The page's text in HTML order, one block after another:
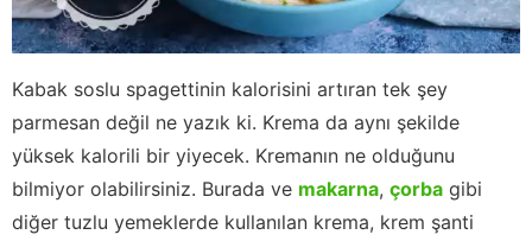
Kabak soslu spagettinin kalorisini artıran tek şey
parmesan değil ne yazık ki. Krema da aynı şekilde
yüksek kalorili bir yiyecek. Kremanın ne olduğunu
bilmiyor olabilirsiniz. Burada ve makarna, çorba gibi
diğer tuzlu yemeklerde kullanılan krema, krem şanti